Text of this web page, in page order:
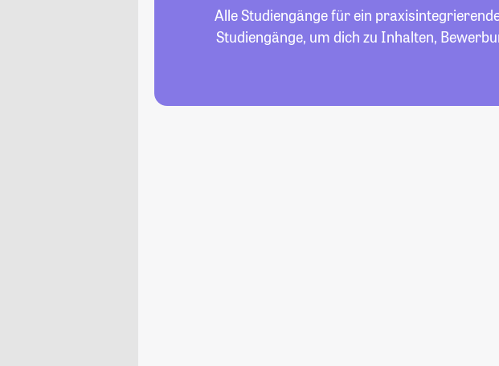
Alle Studiengänge für ein
Studiengänge, um dich zu Inhalten,